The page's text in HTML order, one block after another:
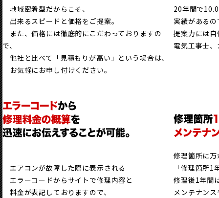
地域密着型だからこそ、
出来るスピードと価格をご提案。
また、価格には徹底的にこだわっておりますの
で、
他社と比べて「見積もりが高い」という場合は、
お気軽にお申し付けください。
20年間で
実績がある
提案力には
電気工事士
エアコンが故障した際に表示される
エラーコードからサイトで修理内容と
料金が表記しておりますので、
修理箇所に
「修理箇所
修理後1年間
メンテナン